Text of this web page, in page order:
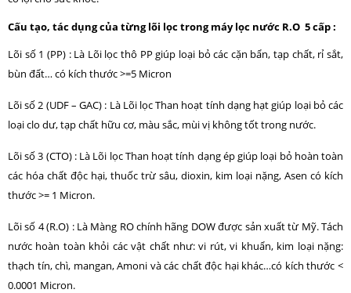
Cấu tạo, tác dụng của từng lõi lọc trong máy lọc nước R.O 5 cấp :
Lõi số 1 (PP) : Là Lõi lọc thô PP giúp loại bỏ các cặn bẩn, tạp chất, rỉ sắt,
bùn đất… có kích thước >=5 Micron
Lõi số 2 (UDF – GAC) : Là Lõi lọc Than hoạt tính dạng hạt giúp loại bỏ các
loại clo dư, tạp chất hữu cơ, màu sắc, mùi vị không tốt trong nước.
Lõi số 3 (CTO) : Là Lõi lọc Than hoạt tính dạng ép giúp loại bỏ hoàn toàn
các hóa chất độc hại, thuốc trừ sâu, dioxin, kim loại nặng, Asen có kích
thước >= 1 Micron.
Lõi số 4 (R.O) : Là Màng RO chính hãng DOW được sản xuất từ Mỹ. Tách
nước hoàn toàn khỏi các vật chất như: vi rút, vi khuẩn, kim loại nặng:
thạch tín, chì, mangan, Amoni và các chất độc hại khác…có kích thước <
0.0001 Micron.